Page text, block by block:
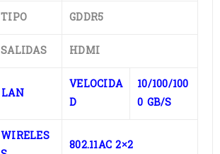
TIPO
GDDR5
SALIDAS
HDMI
LAN
VELOCIDA
D
10/100/100
0 GB/S
WIRELES
802.11AC 2×2